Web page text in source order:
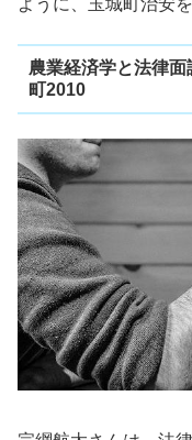
ように、玉城町治安
農業経済学と法律
町2010